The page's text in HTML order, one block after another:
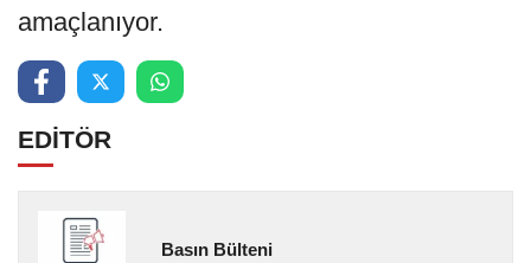
amaçlanıyor.
EDİTÖR
Basın Bülteni